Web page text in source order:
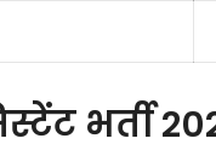
भर्ती